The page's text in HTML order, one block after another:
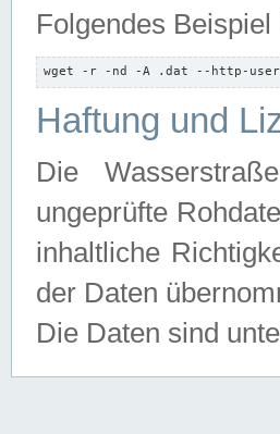
Folgendes
wget -r -nd -A .dat --http-
Haftung und
Die
ungeprüfte
inhaltliche
der Daten
Die Daten sind